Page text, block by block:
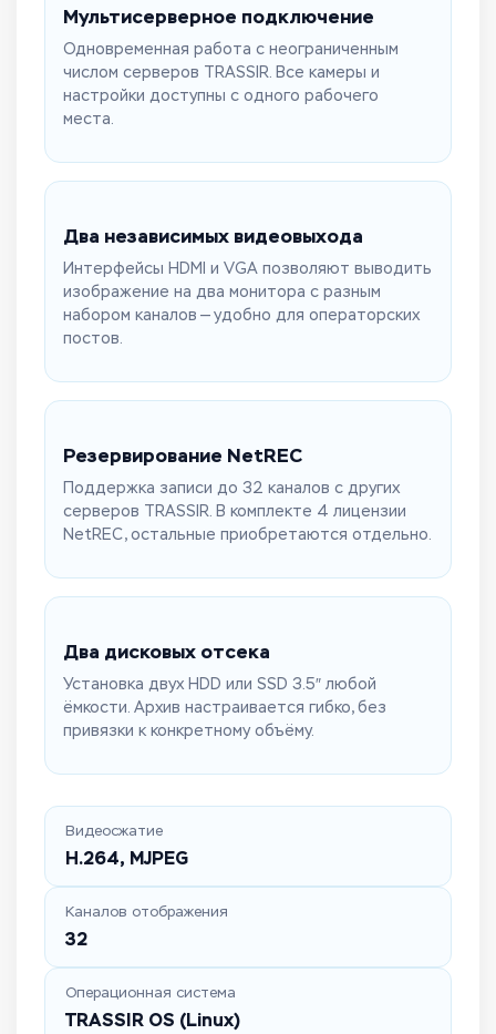
Мультисерверное подключение
Одновременная работа с неограниченным
числом серверов TRASSIR. Все камеры и
настройки доступны с одного рабочего
места.
Два независимых видеовыхода
Интерфейсы HDMI и VGA позволяют выводить
изображение на два монитора с разным
набором каналов — удобно для операторских
постов.
Резервирование NetREC
Поддержка записи до 32 каналов с других
серверов TRASSIR. В комплекте 4 лицензии
NetREC, остальные приобретаются отдельно.
Два дисковых отсека
Установка двух HDD или SSD 3.5″ любой
ёмкости. Архив настраивается гибко, без
привязки к конкретному объёму.
Видеосжатие
H.264, MJPEG
Каналов отображения
32
Операционная система
TRASSIR OS (Linux)